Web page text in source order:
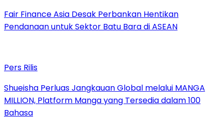
Fair Finance Asia Desak Perbankan Hentikan
Pendanaan untuk Sektor Batu Bara di ASEAN
Pers Rilis
Shueisha Perluas Jangkauan Global melalui MANGA
MILLION, Platform Manga yang Tersedia dalam 100
Bahasa